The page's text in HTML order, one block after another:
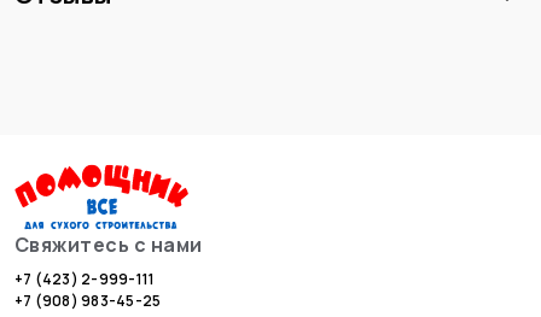
Свяжитесь с нами
+7 (423) 2-999-111
+7 (908) 983-45-25